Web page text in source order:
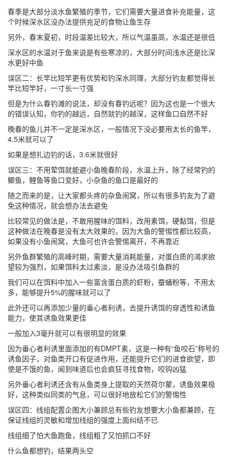
春季是大部分淡水鱼繁殖的季节，它们需要大量进食补充能量，这
个时候深水区没办法提供充足的食物让鱼生存
另外，春末夏初，时段温差比较大，所以气温虽高，水温还是很低
深水区的水温对于鱼来说是有些寒凉的，大部分时间浅水还是比深
水更好中鱼
误区二：长竿比短竿更有优势和钓深水同理，大部分钓友都觉得长
竿比短竿好，一寸长一寸强
但是为什么春钓滩的说法，却没有春钓远呢？因为这也是一个很大
的错误认知，你钓的越远，自然就钓的越深，这样鱼口自然不好
晚春的鱼儿并不一定是深水区，一般情况下没必要用太长的鱼竿，
4.5米就可以了
如果是想扎边钓的话，3.6米就很好
误区三：不用荤饵就能避小鱼晚春阶段，水温上升，除了经常钓的
鲫鱼，鲤鱼等鱼口变好，小杂鱼的鱼口是最好的
随之而来的是，让大家都头疼的杂鱼闹窝，所以有很多钓友为了避
免这种情况，就会想办法去避免
比较常见的做法是，不敢用腥味的饵料，改用素饵，硬黏饵，但是
这种做法在晚春是没有太大效果的，因为大鱼的警惕性都比较高，
如果没有小鱼闹窝，大鱼可也许会警惕离开，不再靠近
另外鱼群繁殖的高峰时期，需要大量消耗能量，对蛋白质的渴求欲
望较为强烈，如果饵料太过素淡，是没办法吸引鱼群的
我们可以在饵料中加入一些富含蛋白质的虾粉，蚕蛹粉等，不用太
多，能够提升5%的腥味就可以了
此外还可以再添加少量的垂心者利诱，去提升诱饵的穿透性和诱鱼
能力，使其诱鱼效果更佳
一般加入3毫升就可以有很明显的效果
因为垂心者利诱里面添加的有DMPT素，这是一种有“鱼咬石”称号的
诱鱼因子，对鱼类开口有促进作用，还能提升它们的进食欲望，即
使是不饿的鱼，闻到味道后也会疯狂寻找食物，咬钩凶猛
另外垂心者利诱还含有从鱼类身上提取的天然荷尔蒙，诱鱼效果极
好，这种类似同类的气息，可以很好地放松它们的警惕性
误区四：线组配置企图大小兼顾总有些钓友想要大小鱼都兼顾，在
保证线组的灵敏和增加线组的强度上面纠结不已
线组细了怕大鱼跑鱼，线组粗了又怕抓口不好
什么鱼都想钓，结果两头空